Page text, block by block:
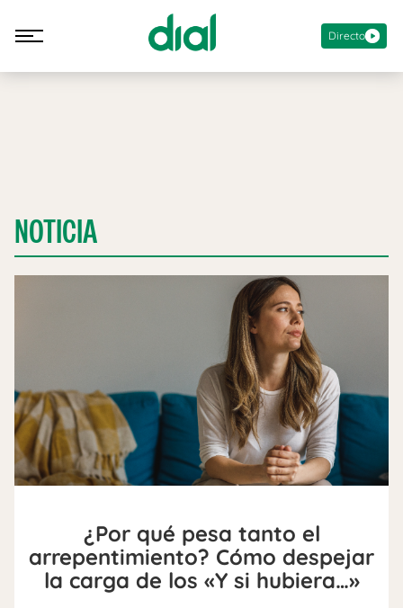
Directo
NOTICIA
¿Por qué pesa tanto el
arrepentimiento? Cómo despejar
la carga de los «Y si hubiera…»